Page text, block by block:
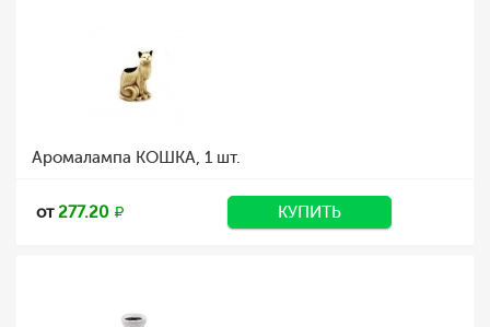
Аромалампа КОШКА, 1 шт.
от277.20 КУПИТЬ